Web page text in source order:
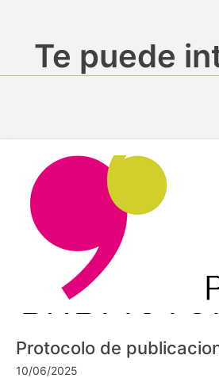
Te puede
Protocolo de
10/06/2025